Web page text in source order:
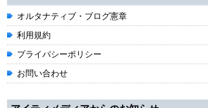
オルタナティブ・ブログ憲章
利用規約
プライバシーポリシー
お問い合わせ